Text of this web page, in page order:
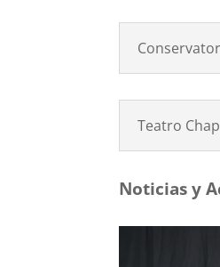
Teatro
Noticias y